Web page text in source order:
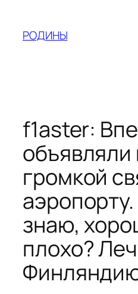
content
РОДИНЫ
f1aster:
объявляли
громкой
знаю,
плохо?